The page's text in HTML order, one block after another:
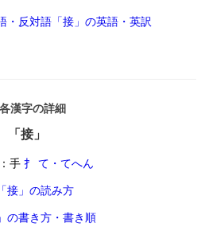
・反対語 「接」の英語・英訳
各漢字の詳細
「接」
手 扌 て・てへん
「接」の読み方
の書き方・書き順